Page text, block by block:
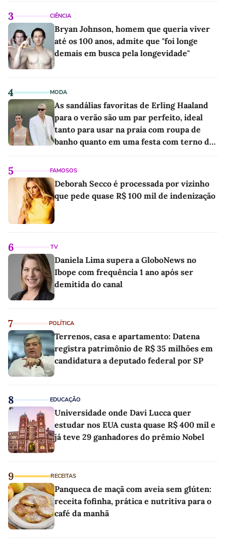
3 CIÊNCIA
Bryan Johnson, homem que queria viver
até os 100 anos, admite que "foi longe
demais em busca pela longevidade"
4 MODA
As sandálias favoritas de Erling Haaland
para o verão são um par perfeito, ideal
tanto para usar na praia com roupa de
banho quanto em uma festa com terno de
5 FAMOSOS
Deborah Secco é processada por vizinho
que pede quase R$ 100 mil de indenização
6 TV
Daniela Lima supera a GloboNews no
Ibope com frequência 1 ano após ser
demitida do canal
7 POLÍTICA
Terrenos, casa e apartamento: Datena
registra patrimônio de R$ 35 milhões em
candidatura a deputado federal por SP
8 EDUCAÇÃO
Universidade onde Davi Lucca quer
estudar nos EUA custa quase R$ 400 mil e
já teve 29 ganhadores do prêmio Nobel
9 RECEITAS
Panqueca de maçã com aveia sem glúten:
receita fofinha, prática e nutritiva para o
café da manhã